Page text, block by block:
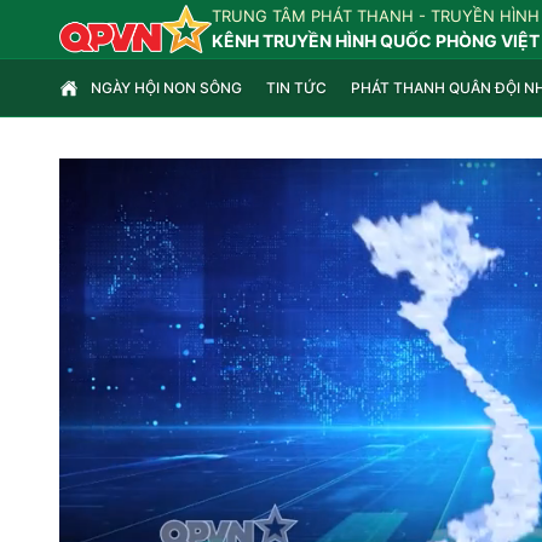
TRUNG TÂM PHÁT THANH - TRUYỀN
KÊNH TRUYỀN HÌNH QUỐC PHÒNG
NGÀY HỘI NON SÔNG TIN TỨC PHÁT THANH QUÂN ĐỘI